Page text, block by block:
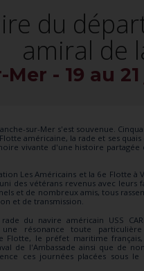
du
amiral de
- 19 au
sur-Mer s'est souvenue.
américaine, la rade et ses
vivante d'une histoire partagée
Les Américains et la 6e Flotte à
des vétérans revenus avec leurs
et de nombreux amis, tous
et de transmission.
du navire américain USS
une résonance toute
Flotte, le préfet maritime
de l'Ambassade ainsi que de
ces journées placées sous le